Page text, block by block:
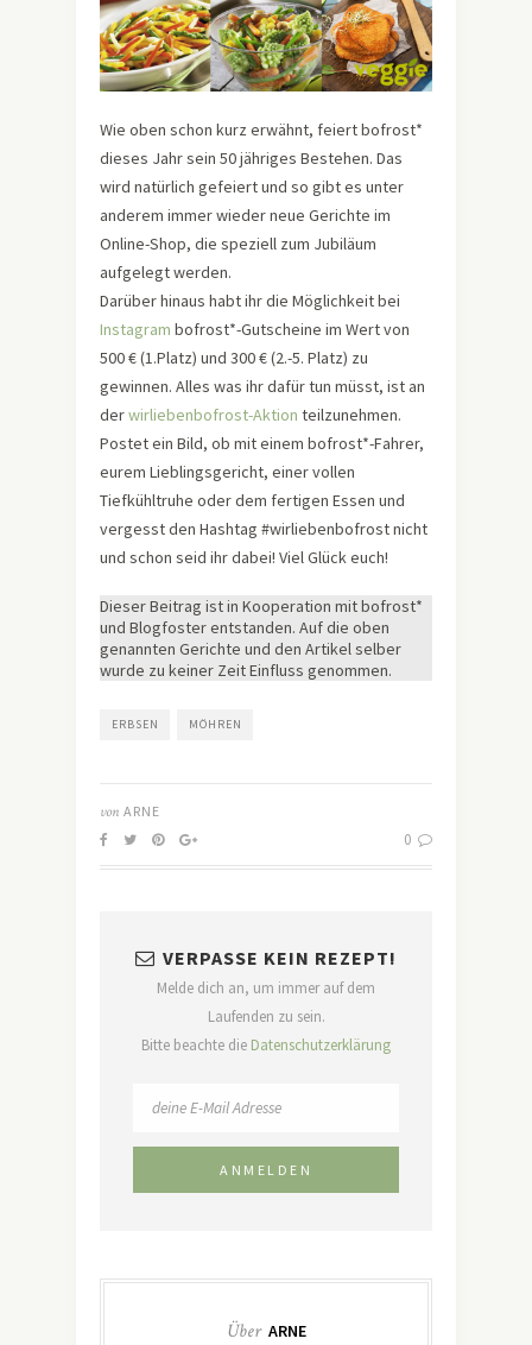
Wie oben schon kurz erwähnt, feiert bofrost*
dieses Jahr sein 50 jähriges Bestehen. Das
wird natürlich gefeiert und so gibt es unter
anderem immer wieder neue Gerichte im
Online-Shop, die speziell zum Jubiläum
aufgelegt werden.
Darüber hinaus habt ihr die Möglichkeit bei
Instagram bofrost*-Gutscheine im Wert von
500 € (1.Platz) und 300 € (2.-5. Platz) zu
gewinnen. Alles was ihr dafür tun müsst, ist an
derwirliebenbofrost-Aktion teilzunehmen.
Postet ein Bild, ob mit einem bofrost*-Fahrer,
eurem Lieblingsgericht, einer vollen
Tiefkühltruhe oder dem fertigen Essen und
vergesst den Hashtag #wirliebenbofrost nicht
und schon seid ihr dabei! Viel Glück euch!
Dieser Beitrag ist in Kooperation mit bofrost*
und Blogfoster entstanden. Auf die oben
genannten Gerichte und den Artikel selber
wurde zu keiner Zeit Einfluss genommen.
ERBSEN MÖHREN
von ARNE
0
VERPASSE KEIN REZEPT!
Melde dich an, um immer auf dem
Laufenden zu sein.
Bitte beachte die Datenschutzerklärung
Über ARNE